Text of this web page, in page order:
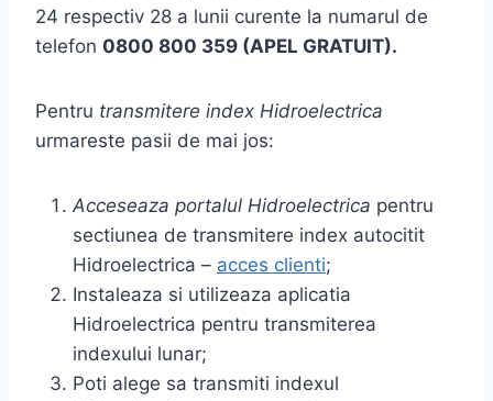
24 respectiv 28 a lunii curente la numarul de
telefon 0800 800 359 (APEL GRATUIT).
Pentru transmitere index Hidroelectrica
urmareste pasii de mai jos:
Acceseaza portalul Hidroelectrica pentru
sectiunea de transmitere index autocitit
Hidroelectrica – acces clienti;
Instaleaza si utilizeaza aplicatia
Hidroelectrica pentru transmiterea
indexului lunar;
Poti alege sa transmiti indexul